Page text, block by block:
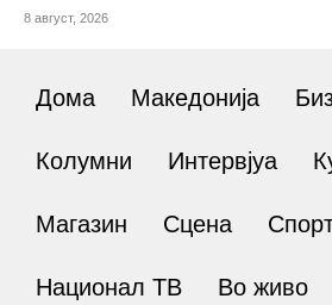
8 август, 2026
Дома Македонија
Колумни Интервјуа
Магазин Сцена
Национал ТВ Во живо